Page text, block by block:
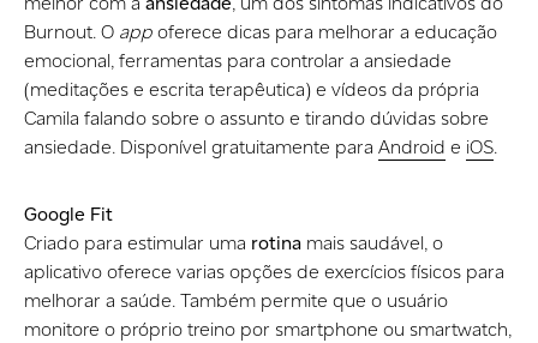
Burnout. O appoferece dicas para melhorar a educação
emocional, ferramentas para controlar a ansiedade
(meditações e escrita terapêutica) e vídeos da própria
Camila falando sobre o assunto e tirando dúvidas sobre
ansiedade. Disponível gratuitamente para Android e iOS.
Google Fit
Criado para estimular uma rotina mais saudável, o
aplicativo oferece varias opções de exercícios físicos para
melhorar a saúde. Também permite que o usuário
monitore o próprio treino por smartphone ou smartwatch,